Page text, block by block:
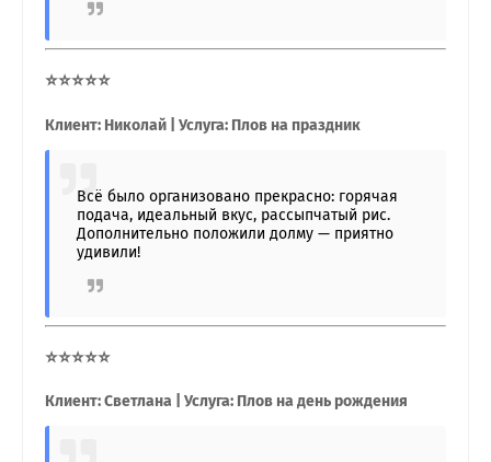
⭐⭐⭐⭐⭐
Клиент: Николай | Услуга: Плов на праздник
Всё было организовано прекрасно: горячая
подача, идеальный вкус, рассыпчатый рис.
Дополнительно положили долму — приятно
удивили!
⭐⭐⭐⭐⭐
Клиент: Светлана | Услуга: Плов на день рождения